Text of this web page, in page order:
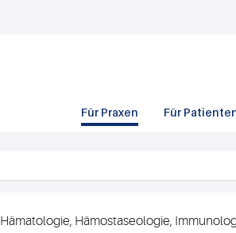
Für Praxen Für
Hämostaseologie,